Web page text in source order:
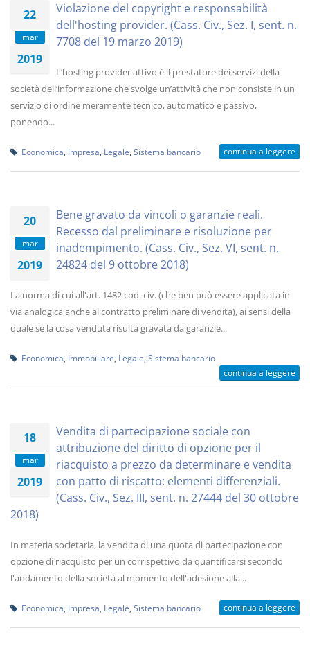
22
mar
2019
Violazione del copyright e responsabilità
dell'hosting provider. (Cass. Civ., Sez. I, sent. n.
7708 del 19 marzo 2019)
L’hosting provider attivo è il prestatore dei servizi della
società dell’informazione che svolge un’attività che non consiste in un
servizio di ordine meramente tecnico, automatico e passivo,
ponendo...
Economica Impresa Legale Sistema bancario continua a leggere
20
mar
2019
Bene gravato da vincoli o garanzie reali.
Recesso dal preliminare e risoluzione per
inadempimento. (Cass. Civ., Sez. VI, sent. n.
24824 del 9 ottobre 2018)
La norma di cui all'art. 1482 cod. civ. (che ben può essere applicata in
via analogica anche al contratto preliminare di vendita), ai sensi della
quale se la cosa venduta risulta gravata da garanzie...
Economica Immobiliare Legale Sistema bancario
continua a leggere
18
mar
2019
Vendita di partecipazione sociale con
attribuzione del diritto di opzione per il
riacquisto a prezzo da determinare e vendita
con patto di riscatto: elementi differenziali.
(Cass. Civ., Sez. III, sent. n. 27444 del 30 ottobre
2018)
In materia societaria, la vendita di una quota di partecipazione con
opzione di riacquisto per un corrispettivo da quantificarsi secondo
l'andamento della società al momento dell'adesione alla...
Economica Impresa Legale Sistema bancario continua a leggere